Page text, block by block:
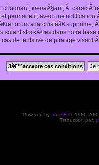
menaÃ§ant, Ã
permanent, avec une
anarchisteâ€
stockÃ©es dans notre
de tentative de piratage visant
Powered by phpBB © 2000,
Traduction par: